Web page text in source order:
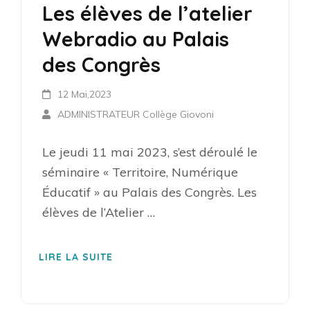
Les élèves de l’atelier
Webradio au Palais
des Congrès
12 Mai,2023
ADMINISTRATEUR Collège Giovoni
Le jeudi 11 mai 2023, s’est déroulé le
séminaire « Territoire, Numérique
Éducatif » au Palais des Congrès. Les
élèves de l’Atelier …
LIRE LA SUITE